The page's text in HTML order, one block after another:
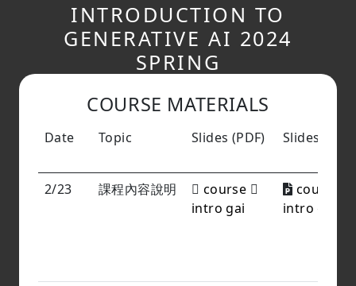
INTRODUCTION TO
GENERATIVE AI 2024
SPRING
COURSE MATERIALS
Date Topic Slides (PDF) Slides (PPT)
2/23 課程內容說明
course
intro gai
course
intro gai